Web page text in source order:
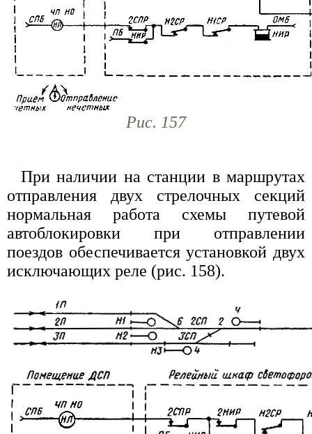
Рис. 157
При наличии на станции в маршрутах
отправления двух стрелочных секций
нормальная работа схемы путевой
автоблокировки при отправлении
поездов обеспечивается установкой двух
исключающих реле (рис. 158).